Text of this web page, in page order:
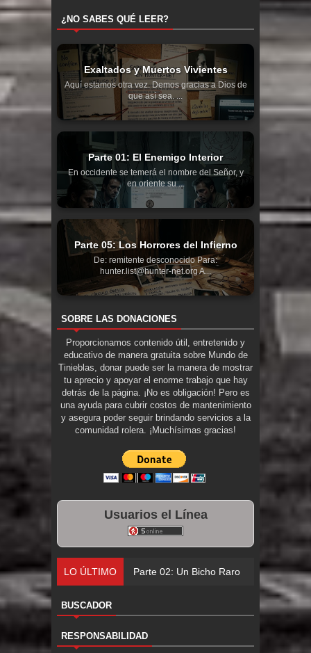
¿NO SABES QUÉ LEER?
Exaltados y Muertos Vivientes
Aquí estamos otra vez. Demos gracias a Dios de
que así sea. ...
Parte 01: El Enemigo Interior
En occidente se temerá el nombre del Señor, y
en oriente su ...
Parte 05: Los Horrores del Infierno
De: remitente desconocido Para:
hunter.list@hunter-net.org A...
SOBRE LAS DONACIONES
Proporcionamos contenido útil, entretenido y
educativo de manera gratuita sobre Mundo de
Tinieblas, donar puede ser la manera de mostrar
tu aprecio y apoyar el enorme trabajo que hay
detrás de la página. ¡No es obligación! Pero es
una ayuda para cubrir costos de mantenimiento
y asegura poder seguir brindando servicios a la
comunidad rolera. ¡Muchísimas gracias!
Usuarios el Línea
LO ÚLTIMO Parte 02: Un Bicho Raro
BUSCADOR
RESPONSABILIDAD